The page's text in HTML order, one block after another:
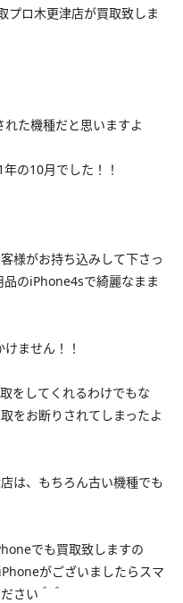
プロ木更津店が買取致しま
た機種だと思いますよ
の10月でした！！
様がお持ち込みして下さっ
のiPhone4sで綺麗なまま
ません！！
をしてくれるわけでもな
をお断りされてしまったよ
は、もちろん古い機種でも
でも買取致しますの
がございましたらスマ
さい＾＾